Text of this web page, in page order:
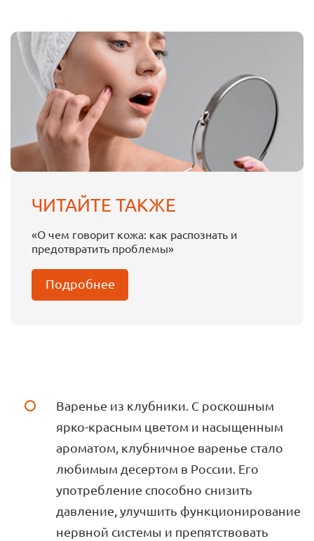
ЧИТАЙТЕ ТАКЖЕ
«О чем говорит кожа: как распознать и
предотвратить проблемы»
Подробнее
Варенье из клубники. С роскошным
ярко-красным цветом и насыщенным
ароматом, клубничное варенье стало
любимым десертом в России. Его
употребление способно снизить
давление, улучшить функционирование
нервной системы и препятствовать